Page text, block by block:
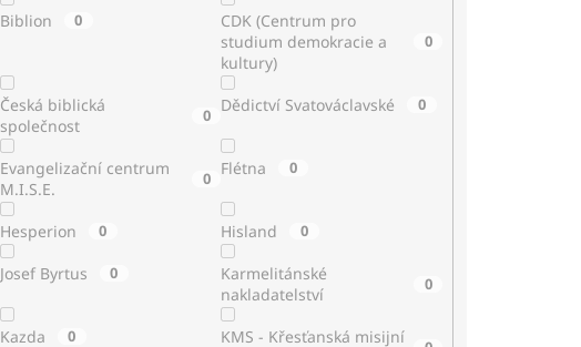
Biblion 0
CDK (Centrum pro
studium demokracie a
kultury)
0
Česká biblická
společnost
0 Dědictví Svatováclavské 0
Evangelizační centrum
M.I.S.E.
0 Flétna 0
Hesperion 0 Hisland 0
Josef Byrtus 0
Karmelitánské
nakladatelství
0
Kazda 0
KMS - Křesťanská misijní